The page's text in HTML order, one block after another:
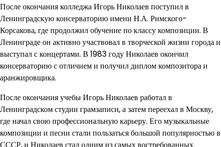
После окончания колледжа Игорь Николаев поступил в
Ленинградскую консерваторию имени Н.А. Римского-
Корсакова, где продолжил обучение по классу композиции. В
Ленинграде он активно участвовал в творческой жизни города и
выступал с концертами. В 1983 году Николаев окончил
консерваторию с отличием и получил диплом композитора и
аранжировщика.
После окончания учебы Игорь Николаев работал в
Ленинградском студии грамзаписи, а затем переехал в Москву,
где начал свою профессиональную карьеру. Его музыкальные
композиции и песни стали пользаться большой популярностью в
СССР, и Николаев стал одним из самых востребованных